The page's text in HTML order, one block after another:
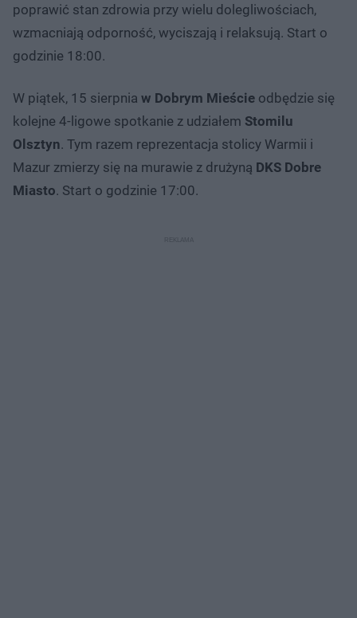
poprawić stan zdrowia przy wielu dolegliwościach,
wzmacniają odporność, wyciszają i relaksują. Start o
godzinie 18:00.
W piątek, 15 sierpnia w Dobrym Mieście odbędzie się
kolejne 4-ligowe spotkanie z udziałem Stomilu
Olsztyn. Tym razem reprezentacja stolicy Warmii i
Mazur zmierzy się na murawie z drużyną DKS Dobre
Miasto. Start o godzinie 17:00.